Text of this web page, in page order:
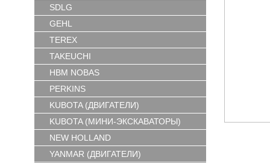
SDLG
GEHL
TEREX
TAKEUCHI
HBM NOBAS
PERKINS
KUBOTA (ДВИГАТЕЛИ)
KUBOTA (МИНИ-ЭКСКАВАТОРЫ)
NEW HOLLAND
YANMAR (ДВИГАТЕЛИ)